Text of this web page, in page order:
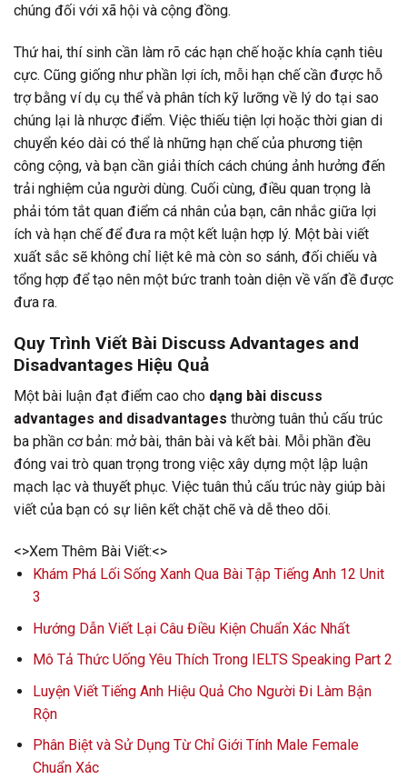
chúng đối với xã hội và cộng đồng.
Thứ hai, thí sinh cần làm rõ các hạn chế hoặc khía cạnh tiêu
cực. Cũng giống như phần lợi ích, mỗi hạn chế cần được hỗ
trợ bằng ví dụ cụ thể và phân tích kỹ lưỡng về lý do tại sao
chúng lại là nhược điểm. Việc thiếu tiện lợi hoặc thời gian di
chuyển kéo dài có thể là những hạn chế của phương tiện
công cộng, và bạn cần giải thích cách chúng ảnh hưởng đến
trải nghiệm của người dùng. Cuối cùng, điều quan trọng là
phải tóm tắt quan điểm cá nhân của bạn, cân nhắc giữa lợi
ích và hạn chế để đưa ra một kết luận hợp lý. Một bài viết
xuất sắc sẽ không chỉ liệt kê mà còn so sánh, đối chiếu và
tổng hợp để tạo nên một bức tranh toàn diện về vấn đề được
đưa ra.
Quy Trình Viết Bài Discuss Advantages and
Disadvantages Hiệu Quả
Một bài luận đạt điểm cao cho dạng bài discuss
advantages and disadvantages thường tuân thủ cấu trúc
ba phần cơ bản: mở bài, thân bài và kết bài. Mỗi phần đều
đóng vai trò quan trọng trong việc xây dựng một lập luận
mạch lạc và thuyết phục. Việc tuân thủ cấu trúc này giúp bài
viết của bạn có sự liên kết chặt chẽ và dễ theo dõi.
<>Xem Thêm Bài Viết:<>
Khám Phá Lối Sống Xanh Qua Bài Tập Tiếng Anh 12 Unit
3
Hướng Dẫn Viết Lại Câu Điều Kiện Chuẩn Xác Nhất
Mô Tả Thức Uống Yêu Thích Trong IELTS Speaking Part 2
Luyện Viết Tiếng Anh Hiệu Quả Cho Người Đi Làm Bận
Rộn
Phân Biệt và Sử Dụng Từ Chỉ Giới Tính Male Female
Chuẩn Xác